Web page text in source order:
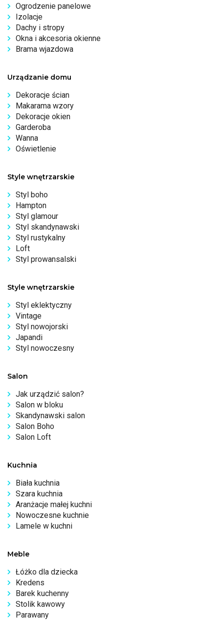
Ogrodzenie panelowe
Izolacje
Dachy i stropy
Okna i akcesoria okienne
Brama wjazdowa
Urządzanie domu
Dekoracje ścian
Makarama wzory
Dekoracje okien
Garderoba
Wanna
Oświetlenie
Style wnętrzarskie
Styl boho
Hampton
Styl glamour
Styl skandynawski
Styl rustykalny
Loft
Styl prowansalski
Style wnętrzarskie
Styl eklektyczny
Vintage
Styl nowojorski
Japandi
Styl nowoczesny
Salon
Jak urządzić salon?
Salon w bloku
Skandynawski salon
Salon Boho
Salon Loft
Kuchnia
Biała kuchnia
Szara kuchnia
Aranżacje małej kuchni
Nowoczesne kuchnie
Lamele w kuchni
Meble
Łóżko dla dziecka
Kredens
Barek kuchenny
Stolik kawowy
Parawany